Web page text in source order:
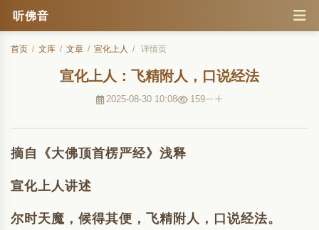
听佛音
首页 / 文库 / 文章 / 宣化上人 / 详情页
宣化上人：飞精附人，口说经法
2025-08-30 10:08 159
摘自《大佛顶首楞严经》浅释
宣化上人讲述
尔时天魔，候得其便，飞精附人，口说经法。